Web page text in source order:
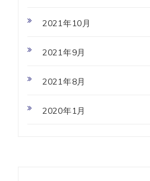
2021年10月
2021年9月
2021年8月
2020年1月